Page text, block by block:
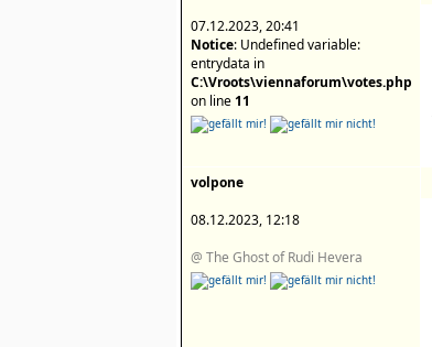
07.12.2023, 20:41
Notice: Undefined variable:
entrydata in
C:\Vroots\viennaforum\votes.php
on line11
volpone
08.12.2023, 12:18
@ The Ghost of Rudi Hevera